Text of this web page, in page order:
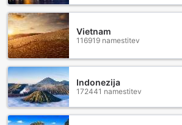
Vietnam
116919 namestitev
Indonezija
172441 namestitev